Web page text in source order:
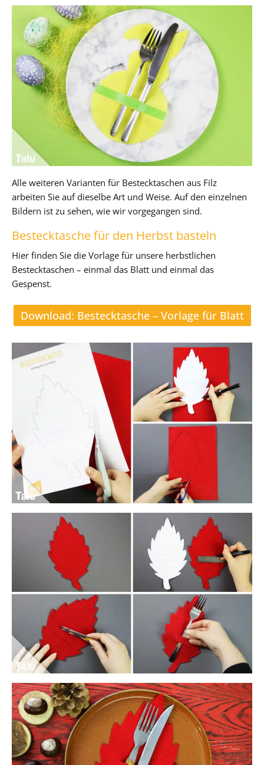
Alle weiteren Varianten für Bestecktaschen aus Filz
arbeiten Sie auf dieselbe Art und Weise. Auf den einzelnen
Bildern ist zu sehen, wie wir vorgegangen sind.
Bestecktasche für den Herbst basteln
Hier finden Sie die Vorlage für unsere herbstlichen
Bestecktaschen – einmal das Blatt und einmal das
Gespenst.
Download: Bestecktasche – Vorlage für Blatt